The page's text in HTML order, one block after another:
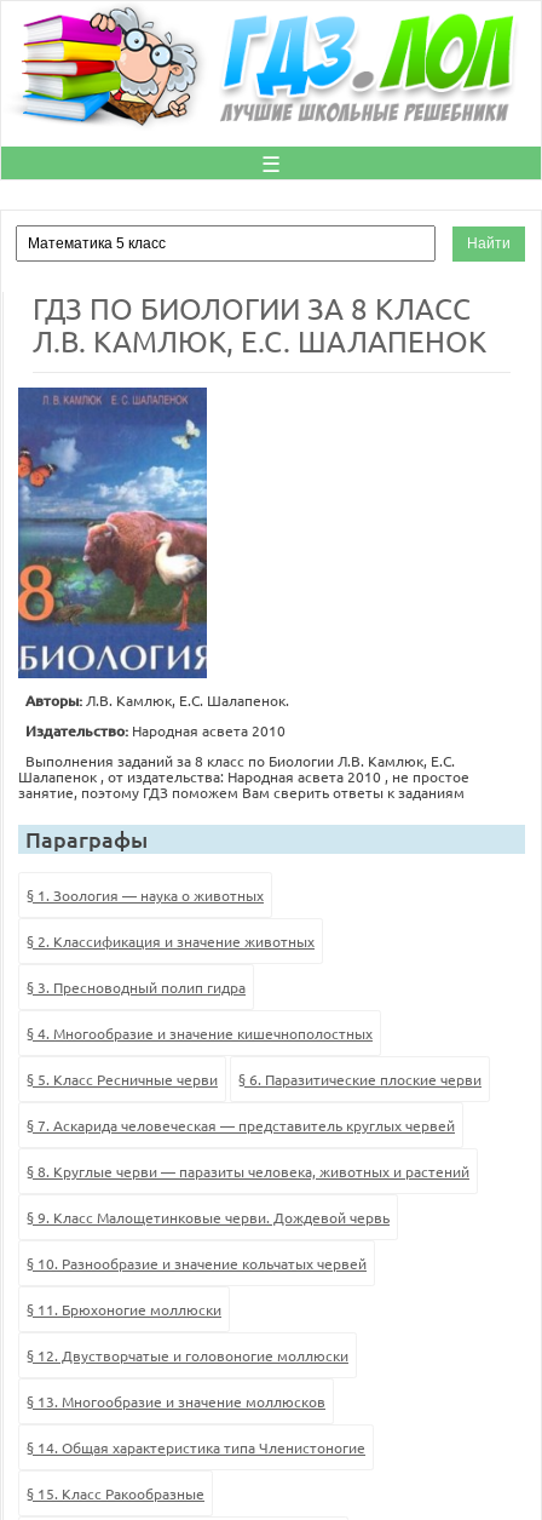
☰
ГДЗ ПО БИОЛОГИИ ЗА 8 КЛАСС
Л.В. КАМЛЮК, Е.С. ШАЛАПЕНОК
Авторы: Л.В. Камлюк, Е.С. Шалапенок.
Издательство: Народная асвета 2010
Выполнения заданий за 8 класс по Биологии Л.В. Камлюк, Е.С.
Шалапенок , от издательства: Народная асвета 2010 , не простое
занятие, поэтому ГДЗ поможем Вам сверить ответы к заданиям
Параграфы
§ 1. Зоология — наука о животных
§ 2. Классификация и значение животных
§ 3. Пресноводный полип гидра
§ 4. Многообразие и значение кишечнополостных
§ 5. Класс Ресничные черви § 6. Паразитические плоские черви
§ 7. Аскарида человеческая — представитель круглых червей
§ 8. Круглые черви — паразиты человека, животных и растений
§ 9. Класс Малощетинковые черви. Дождевой червь
§ 10. Разнообразие и значение кольчатых червей
§ 11. Брюхоногие моллюски
§ 12. Двустворчатые и головоногие моллюски
§ 13. Многообразие и значение моллюсков
§ 14. Общая характеристика типа Членистоногие
§ 15. Класс Ракообразные